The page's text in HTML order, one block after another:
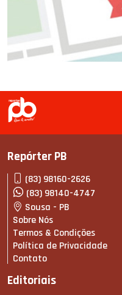
Repórter PB
(83) 98160-2626
(83) 98140-4747
Sousa - PB
Sobre Nós
Termos & Condições
Política de Privacidade
Contato
Editoriais